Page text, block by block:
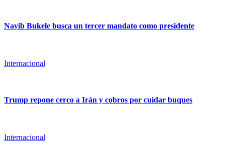
Nayib Bukele busca un tercer mandato como presidente
Internacional
Trump repone cerco a Irán y cobros por cuidar buques
Internacional